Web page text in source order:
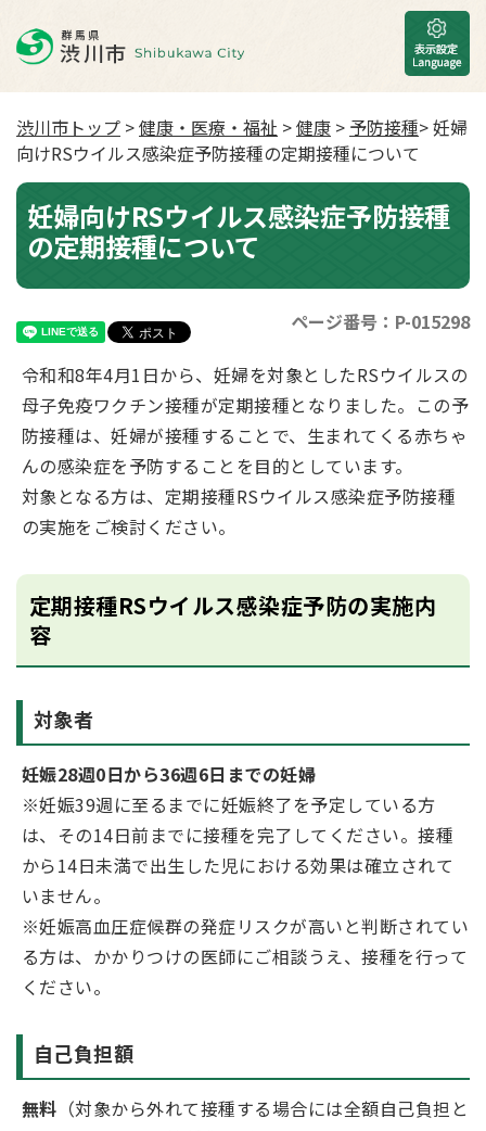
渋川市トップ >健康・医療・福祉 >健康 > 予防接種> 妊婦
向けRSウイルス感染症予防接種の定期接種について
妊婦向けRSウイルス感染症予防接種
の定期接種について
ページ番号：P-015298
令和和8年4月1日から、妊婦を対象としたRSウイルスの
母子免疫ワクチン接種が定期接種となりました。この予
防接種は、妊婦が接種することで、生まれてくる赤ちゃ
んの感染症を予防することを目的としています。
対象となる方は、定期接種RSウイルス感染症予防接種
の実施をご検討ください。
定期接種RSウイルス感染症予防の実施内
容
対象者
妊娠28週0日から36週6日までの妊婦
※妊娠39週に至るまでに妊娠終了を予定している方
は、その14日前までに接種を完了してください。接種
から14日未満で出生した児における効果は確立されて
いません。
※妊娠高血圧症候群の発症リスクが高いと判断されてい
る方は、かかりつけの医師にご相談うえ、接種を行って
ください。
自己負担額
無料 （対象から外れて接種する場合には全額自己負担と